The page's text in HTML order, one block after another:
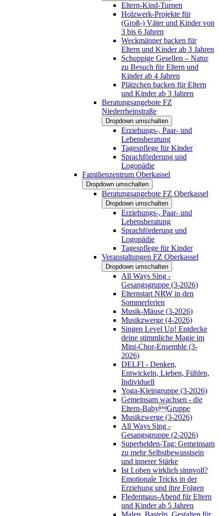
Eltern-Kind-Turnen
Holzwerk-Projekte für
(Groß-) Väter und Kinder von
3 bis 6 Jahren
Weckmänner backen für
Eltern und Kinder ab 3 Jahren
Schuppige Gesellen – Natur
zu Besuch für Eltern und
Kinder ab 4 Jahren
Plätzchen backen für Eltern
und Kinder ab 3 Jahren
Beratungsangebote FZ
Niederrheinstraße
Dropdown umschalten
Erziehungs-, Paar- und
Lebensberatung
Tagespflege für Kinder
Sprachförderung und
Logopädie
Familienzentrum Oberkassel
Dropdown umschalten
Beratungsangebote FZ Oberkassel
Dropdown umschalten
Erziehungs-, Paar- und
Lebensberatung
Sprachförderung und
Logopädie
Tagespflege für Kinder
Veranstaltungen FZ Oberkassel
Dropdown umschalten
All Ways Sing -
Gesangsgruppe (3-2026)
Elternstart NRW in den
Sommerferien
Musik-Mäuse (3-2026)
Musikzwerge (4-2026)
Singen Level Up! Entdecke
deine stimmliche Magie im
Mini-Chor-Ensemble (3-
2026)
DELFI - Denken,
Entwickeln, Lieben, Fühlen,
Individuell
Yoga-Kleingruppe (3-2026)
Gemeinsam wachsen - die
Eltern-BabyGruppe
Musikzwerge (3-2026)
All Ways Sing -
Gesangsgruppe (2-2026)
Superhelden-Tag: Gemeinsam
zu mehr Selbstbewusstsein
und innerer Stärke
Ist Loben wirklich sinnvoll?
Emotionale Tricks in der
Erziehung und ihre Folgen
Fledermaus-Abend für Eltern
und Kinder ab 5 Jahren
Malen, Basteln, Gestalten für